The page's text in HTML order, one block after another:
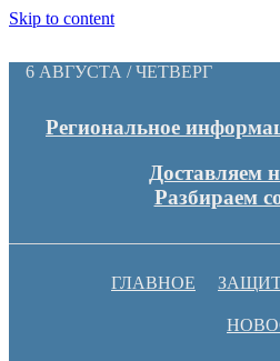
Skip to content
6 АВГУСТА / ЧЕТВЕРГ
Региональное
Доставляем
Разбираем
ГЛАВНОЕ